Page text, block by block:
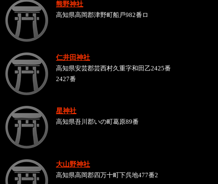
熊野神社
高知県高岡郡津野町船戸982番ロ
仁井田神社
高知県安芸郡芸西村久重字和田乙2425番
2427番
星神社
高知県吾川郡いの町葛原89番
大山野神社
高知県高岡郡四万十町下呉地477番2